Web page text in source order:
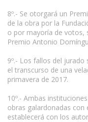
8º.- Se otorgará un
de la obra por la
o por mayoría de votos,
Premio Antonio
9º.- Los fallos del jurado
el transcurso de una
primavera de 2017.
10º.- Ambas
obras galardonadas con
establecerá con los